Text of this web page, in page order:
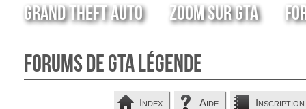
Grand Theft Auto Zoom sur GTA
Forums de GTA Légende
Index Aide Inscription